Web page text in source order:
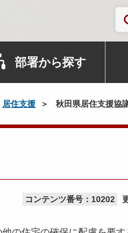
部署から探す
居住支援 秋田県居住支援協
コンテンツ番号：10202